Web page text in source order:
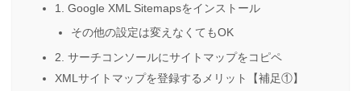
1. Google XML Sitemapsをインストール
その他の設定は変えなくてもOK
2. サーチコンソールにサイトマップをコピペ
XMLサイトマップを登録するメリット【補足①】